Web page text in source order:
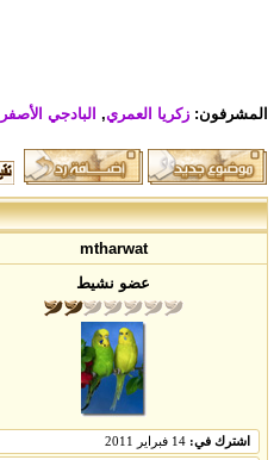
المشرفون: زكريا العمري, البادجي الأصفر
mtharwat
عضو نشيط
اشترك في: